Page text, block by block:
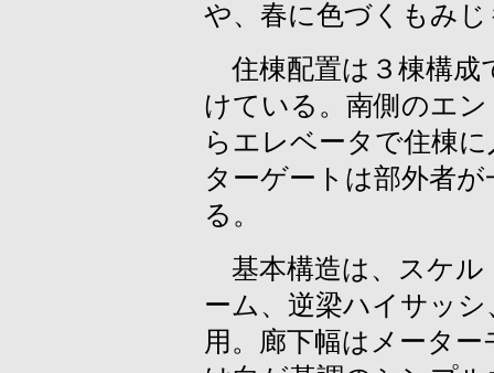
や、春に色づくもみ
住棟配置は３棟構成
けている。南側のエ
らエレベータで住棟
ターゲートは部外者
る。
基本構造は、スケル
ーム、逆梁ハイサッ
用。廊下幅はメータ